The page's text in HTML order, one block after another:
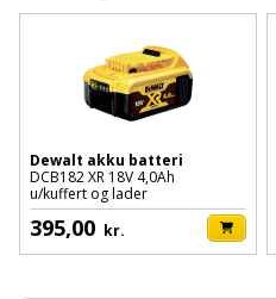
Garageport
Gelænder
Gips
Grundmursplader
skumpistol
Gevindskærer
Gipsværktøj
Betonsliber
Bindemaskine
Bits
Bor
Motorenhed
Motorsav
kædesav
Motorsav
og
Brændeovn
Brandslukker
Brugskunst
Camping
og
Spartelmasse
væg
Tape
Rør
fittings
Ventilation
og
indeklima
Guides
Gaveideer
Aktiviteter
Dewalt akku batteri
DCB182 XR 18V 4,0Ah
u/kuffert og lader
395,00 kr.